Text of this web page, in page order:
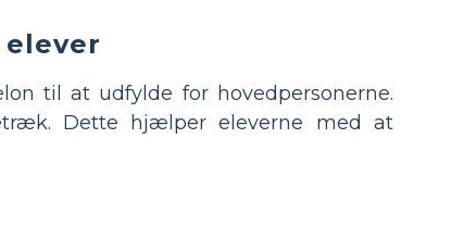
til at udfylde for hovedpersonerne.
Dette hjælper eleverne med at